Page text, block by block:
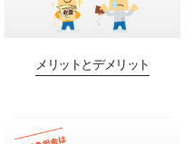
メリットとデメリット